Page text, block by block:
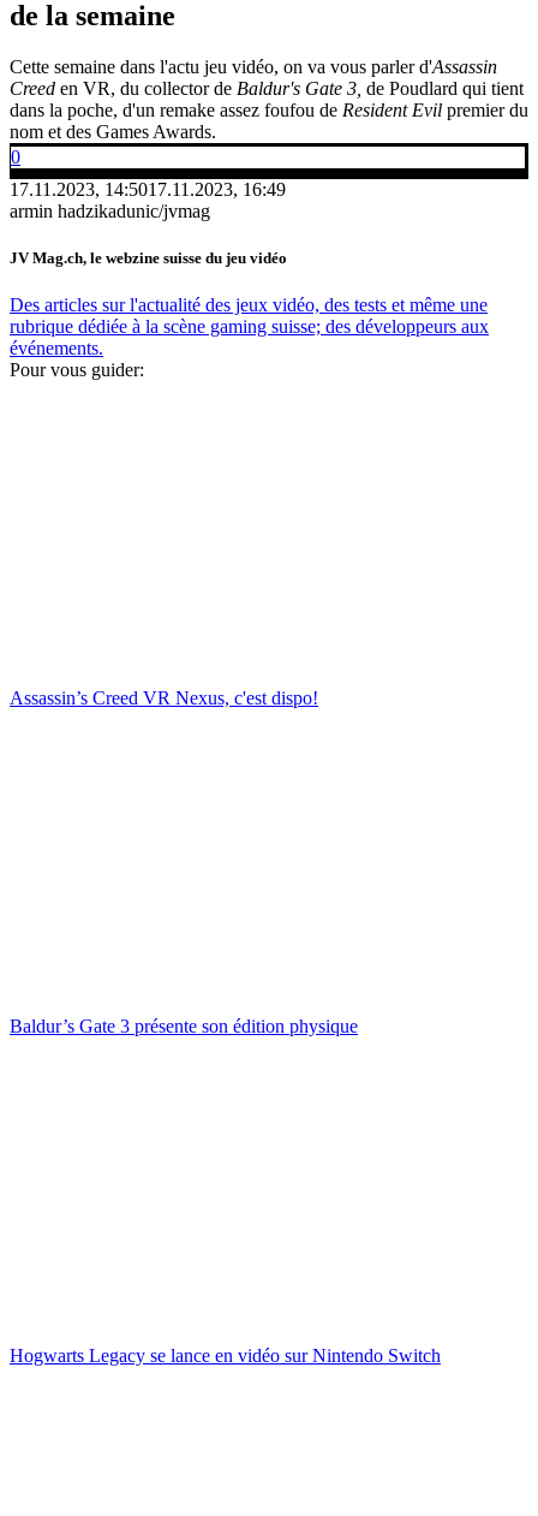
de la semaine
Cette semaine dans l'actu jeu vidéo, on va vous parler d'Assassin
Creed en VR, du collector de Baldur's Gate 3, de Poudlard qui tient
dans la poche, d'un remake assez foufou de Resident Evil premier du
nom et des Games Awards.
0
17.11.2023, 14:5017.11.2023, 16:49
armin hadzikadunic/jvmag
JV Mag.ch, le webzine suisse du jeu vidéo
Des articles sur l'actualité des jeux vidéo, des tests et même une
rubrique dédiée à la scène gaming suisse; des développeurs aux
événements.
Pour vous guider:
Assassin’s Creed VR Nexus, c'est dispo!
Baldur’s Gate 3 présente son édition physique
Hogwarts Legacy se lance en vidéo sur Nintendo Switch